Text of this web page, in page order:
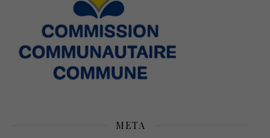
META